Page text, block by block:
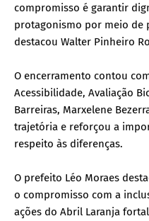
compromisso é garantir
protagonismo por meio de
destacou Walter Pinheiro
O encerramento contou
Acessibilidade, Avaliação
Barreiras, Marxelene
trajetória e reforçou a
respeito às diferenças.
O prefeito Léo Moraes
o compromisso com a
ações do Abril Laranja